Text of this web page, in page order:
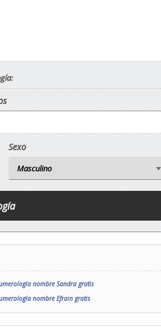
Sexo
nombre Sandra gratis
nombre Efrain gratis